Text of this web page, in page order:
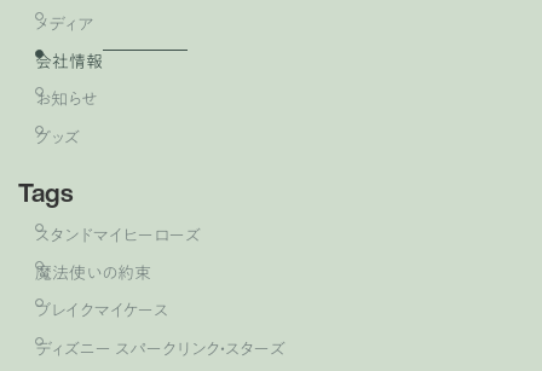
メディア
会社情報
お知らせ
グッズ
Tags
スタンドマイヒーローズ
魔法使いの約束
ブレイクマイケース
ディズニー スパークリンク・スターズ